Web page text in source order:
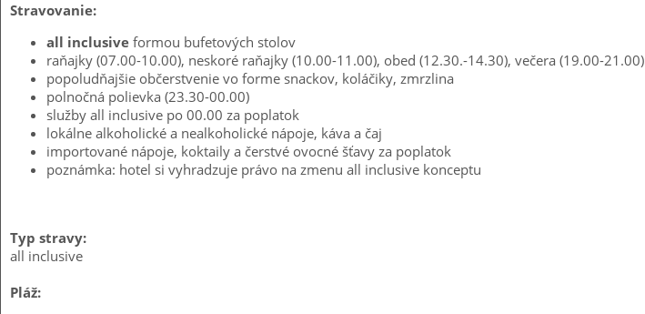
Stravovanie:
all inclusive formou bufetových stolov
raňajky (07.00-10.00), neskoré raňajky (10.00-11.00), obed (12.30.-14.30), večera (19.00-21.00)
popoludňajšie občerstvenie vo forme snackov, koláčiky, zmrzlina
polnočná polievka (23.30-00.00)
služby all inclusive po 00.00 za poplatok
lokálne alkoholické a nealkoholické nápoje, káva a čaj
importované nápoje, koktaily a čerstvé ovocné šťavy za poplatok
poznámka: hotel si vyhradzuje právo na zmenu all inclusive konceptu
Typ stravy:
all inclusive
Pláž: